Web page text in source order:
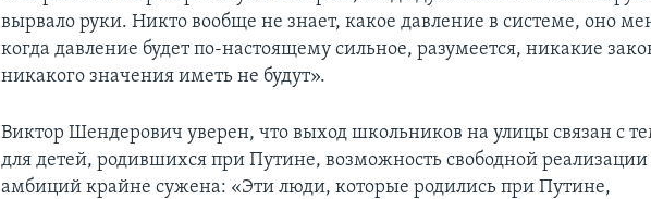
вырвало руки. Никто вообще не знает, какое давление в системе, оно
когда давление будет по-настоящему сильное, разумеется, никакие
никакого значения иметь не будут».
Виктор Шендерович уверен, что выход школьников на улицы связан с
для детей, родившихся при Путине, возможность свободной
амбиций крайне сужена: «Эти люди, которые родились при Путине,